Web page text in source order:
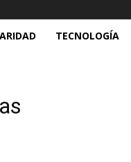
TECNOLOGÍA